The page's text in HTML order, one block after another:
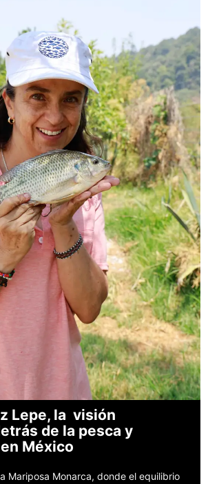
Lepe, la visión
de la pesca y
México
Mariposa Monarca, donde el equilibrio